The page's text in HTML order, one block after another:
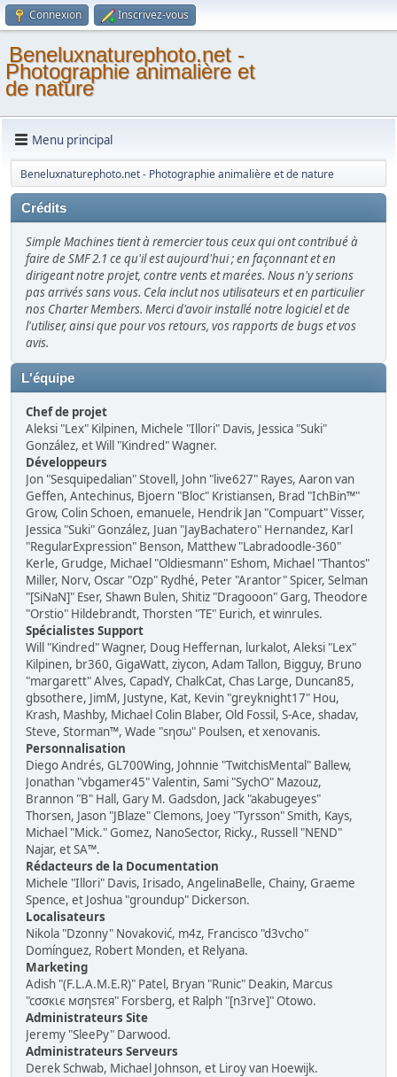
Connexion Inscrivez-vous
Beneluxnaturephoto.net -
Photographie animalière et
de nature
Menu principal
Beneluxnaturephoto.net - Photographie animalière et de nature
Crédits
Simple Machines tient à remercier tous ceux qui ont contribué à
faire de SMF 2.1 ce qu'il est aujourd'hui ; en façonnant et en
dirigeant notre projet, contre vents et marées. Nous n'y serions
pas arrivés sans vous. Cela inclut nos utilisateurs et en particulier
nos Charter Members. Merci d'avoir installé notre logiciel et de
l'utiliser, ainsi que pour vos retours, vos rapports de bugs et vos
avis.
L'équipe
Chef de projet
Aleksi "Lex" Kilpinen, Michele "Illori" Davis, Jessica "Suki"
González, et Will "Kindred" Wagner.
Développeurs
Jon "Sesquipedalian" Stovell, John "live627" Rayes, Aaron van
Geffen, Antechinus, Bjoern "Bloc" Kristiansen, Brad "IchBin™"
Grow, Colin Schoen, emanuele, Hendrik Jan "Compuart" Visser,
Jessica "Suki" González, Juan "JayBachatero" Hernandez, Karl
"RegularExpression" Benson, Matthew "Labradoodle-360"
Kerle, Grudge, Michael "Oldiesmann" Eshom, Michael "Thantos"
Miller, Norv, Oscar "Ozp" Rydhé, Peter "Arantor" Spicer, Selman
"[SiNaN]" Eser, Shawn Bulen, Shitiz "Dragooon" Garg, Theodore
"Orstio" Hildebrandt, Thorsten "TE" Eurich, et winrules.
Spécialistes Support
Will "Kindred" Wagner, Doug Heffernan, lurkalot, Aleksi "Lex"
Kilpinen, br360, GigaWatt, ziycon, Adam Tallon, Bigguy, Bruno
"margarett" Alves, CapadY, ChalkCat, Chas Large, Duncan85,
gbsothere, JimM, Justyne, Kat, Kevin "greyknight17" Hou,
Krash, Mashby, Michael Colin Blaber, Old Fossil, S-Ace, shadav,
Steve, Storman™, Wade "sησω" Poulsen, et xenovanis.
Personnalisation
Diego Andrés, GL700Wing, Johnnie "TwitchisMental" Ballew,
Jonathan "vbgamer45" Valentin, Sami "SychO" Mazouz,
Brannon "B" Hall, Gary M. Gadsdon, Jack "akabugeyes"
Thorsen, Jason "JBlaze" Clemons, Joey "Tyrsson" Smith, Kays,
Michael "Mick." Gomez, NanoSector, Ricky., Russell "NEND"
Najar, et SA™.
Rédacteurs de la Documentation
Michele "Illori" Davis, Irisado, AngelinaBelle, Chainy, Graeme
Spence, et Joshua "groundup" Dickerson.
Localisateurs
Nikola "Dzonny" Novaković, m4z, Francisco "d3vcho"
Domínguez, Robert Monden, et Relyana.
Marketing
Adish "(F.L.A.M.E.R)" Patel, Bryan "Runic" Deakin, Marcus
"cσσкιє мσηѕтєя" Forsberg, et Ralph "[n3rve]" Otowo.
Administrateurs Site
Jeremy "SleePy" Darwood.
Administrateurs Serveurs
Derek Schwab, Michael Johnson, et Liroy van Hoewijk.